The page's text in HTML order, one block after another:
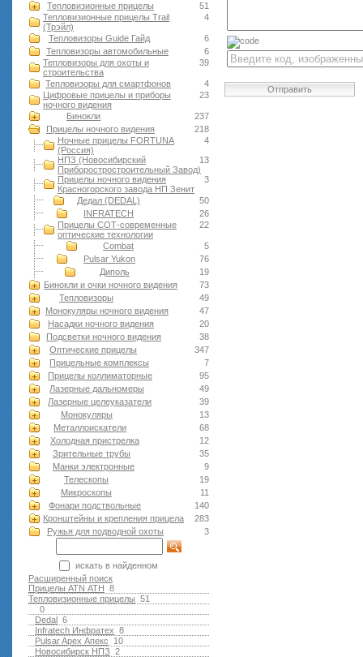
51
Тепловизионные прицелы
4
Тепловизионные прицелы Trail
(Трэйл)
6
Тепловизоры Guide Гайд
6
Тепловизоры автомобильные
39
Тепловизоры для охоты и
строительства
4
Тепловизоры для смартфонов
23
Цифровые прицелы и приборы
ночного видения
237
Бинокли
218
Прицелы ночного видения
4
Ночные прицелы FORTUNA
(Россия)
13
НПЗ (Новосибирский
Приборостростроительный Завод)
3
Прицелы ночного видения
Красногорского завода НП Зенит
50
Дедал (DEDAL)
26
INFRATECH
22
Прицелы СОТ-современные
оптические технологии
5
Combat
76
Pulsar Yukon
19
Диполь
73
Бинокли и очки ночного видения
49
Тепловизоры
47
Монокуляры ночного видения
20
Насадки ночного видения
38
Подсветки ночного видения
347
Оптические прицелы
7
Прицельные комплексы
95
Прицелы коллиматорные
49
Лазерные дальномеры
39
Лазерные целеуказатели
13
Монокуляры
68
Металлоискатели
12
Холодная пристрелка
35
Зрительные трубы
9
Манки электронные
19
Телескопы
11
Микроскопы
140
Фонари подствольные
283
Кронштейны и крепления прицела
3
Ружья для подводной оxоты
искать в найденном
Расширенный поиск
8
Прицелы ATN АТН
51
Тепловизионные прицелы
0
6
Dedal
8
Infratech Инфратех
10
Pulsar Apex Апекс
2
Новосибирск НПЗ
Отправить